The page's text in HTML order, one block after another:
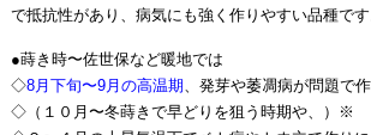
で抵抗性があり、病気にも強く作りやすい品種です
●蒔き時〜佐世保など暖地では
◇8月下旬〜9月の高温期、発芽や萎凋病が問題で
◇（１０月〜冬蒔きで早どりを狙う時期や、）※